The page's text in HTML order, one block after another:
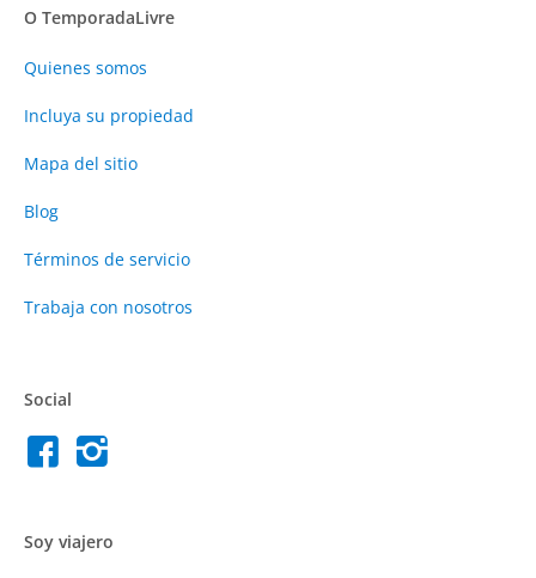
O TemporadaLivre
Quienes somos
Incluya su propiedad
Mapa del sitio
Blog
Términos de servicio
Trabaja con nosotros
Social
Soy viajero